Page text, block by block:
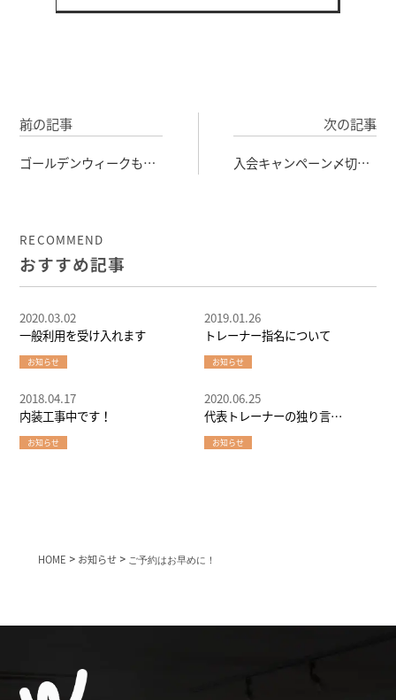
前の記事
ゴールデンウィークも営
次の記事
入会キャンペーン〆切カ
RECOMMEND
おすすめ記事
一般利用を受け入れます
2020.03.02
お知らせ
トレーナー指名について
2019.01.26
お知らせ
内装工事中です！
2018.04.17
お知らせ
代表トレーナーの独り言
（20200625）
2020.06.25
お知らせ
HOME > お知らせ> ご予約はお早めに！